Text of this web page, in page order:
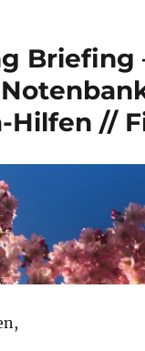
Briefing
Hilfen //